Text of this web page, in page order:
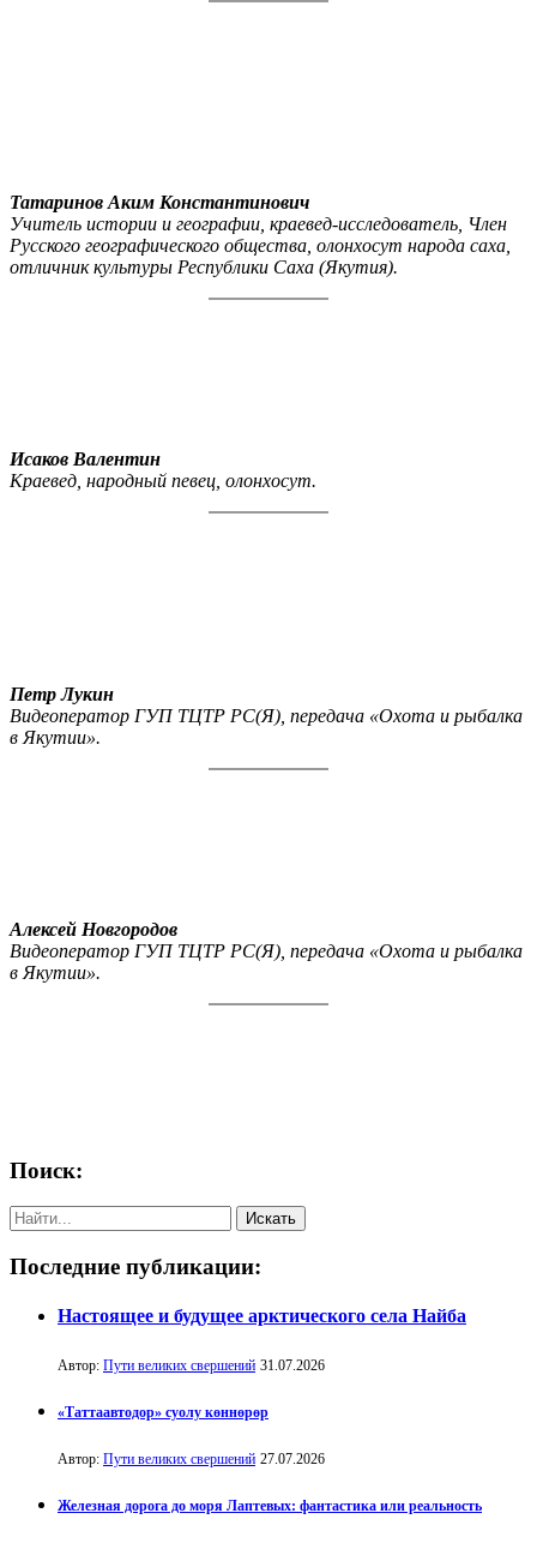
Татаринов Аким Константинович
Учитель истории и географии, краевед-исследователь, Член
Русского географического общества, олонхосут народа саха,
отличник культуры Республики Саха (Якутия).
Исаков Валентин
Краевед, народный певец, олонхосут.
Петр Лукин
Видеоператор ГУП ТЦТР РС(Я), передача «Охота и рыбалка
в Якутии».
Алексей Новгородов
Видеоператор ГУП ТЦТР РС(Я), передача «Охота и рыбалка
в Якутии».
Поиск:
Последние публикации:
Настоящее и будущее арктического села Найба
Автор: Пути великих свершений 31.07.2026
«Таттаавтодор» суолу көннөрөр
Автор: Пути великих свершений 27.07.2026
Железная дорога до моря Лаптевых: фантастика или реальность